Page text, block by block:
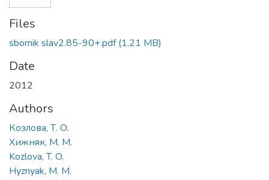
Files
sbornik slav2.85-90+.pdf(1.21 MB)
Date
2012
Authors
Козлова, Т. О.
Хижняк, М. М.
Kozlova, T. O.
Hyznyak, M. M.